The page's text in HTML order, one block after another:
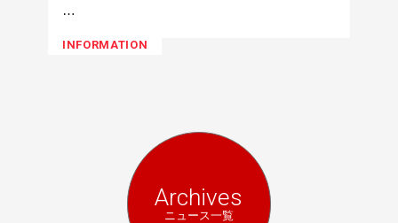
…
INFORMATION
Archives
ニュース一覧